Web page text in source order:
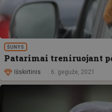
ŠUNYS
Patarimai treniruojant
Išskirtinis 6. gegužė, 2021